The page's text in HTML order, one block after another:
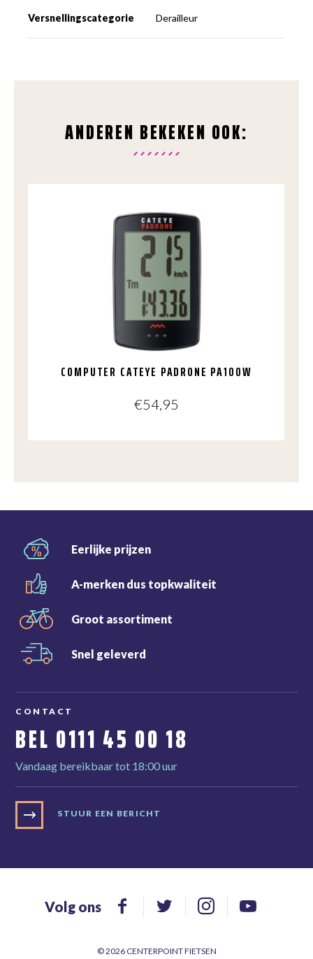
Versnellingscategorie Derailleur
ANDEREN BEKEKEN OOK:
COMPUTER CATEYE PADRONE PA100W
€54,95
Eerlijke prijzen
A-merken dus topkwaliteit
Groot assortiment
Snel geleverd
CONTACT
BEL 0111 45 00 18
Vandaag bereikbaar tot 18:00 uur
STUUR EEN BERICHT
© 2026 CENTERPOINT FIETSEN
Volg ons